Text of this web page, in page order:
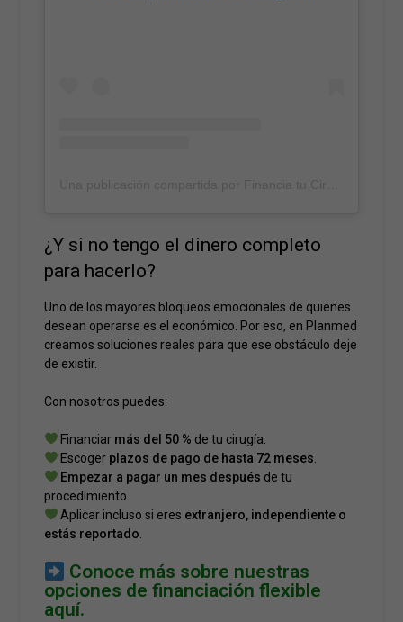
¿Y si no tengo el dinero completo
para hacerlo?
Uno de los mayores bloqueos emocionales de quienes
desean operarse es el económico. Por eso, en Planmed
creamos soluciones reales para que ese obstáculo deje
de existir.
Con nosotros puedes:
Financiar más del 50 % de tu cirugía.
Escoger plazos de pago de hasta 72 meses
Empezar a pagar un mes después de tu
procedimiento.
Aplicar incluso si eres extranjero, independiente o
estás reportado
Conoce más sobre nuestras
opciones de financiación flexible
aquí.